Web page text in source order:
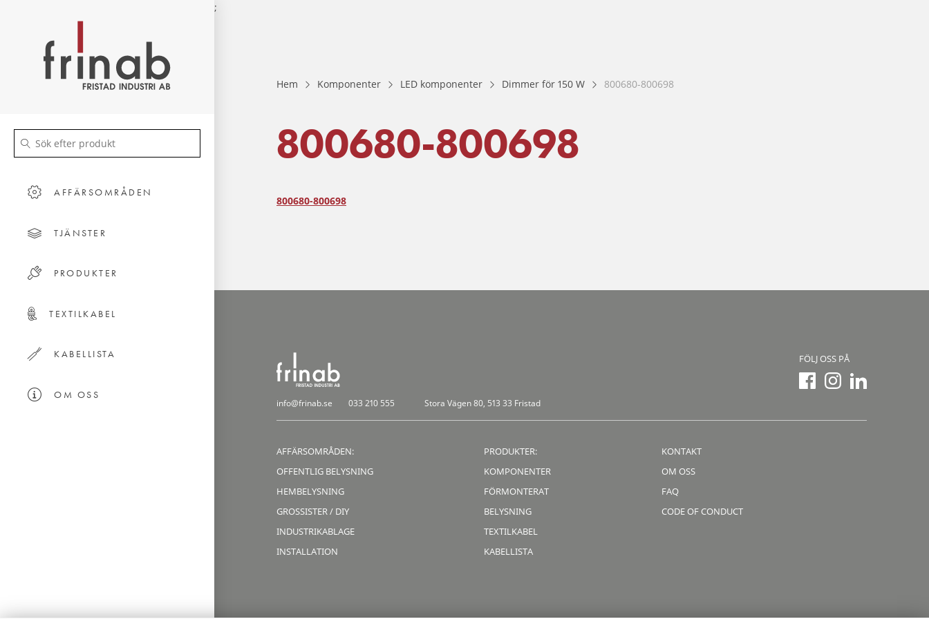
;
AFFÄRSOMRÅDEN
TJÄNSTER
PRODUKTER
TEXTILKABEL
KABELLISTA
OM OSS
Hem Komponenter LED komponenter Dimmer för 150 W 800680-800698
800680-800698
800680-800698
info@frinab.se 033 210 555 Stora Vägen 80, 513 33 Fristad
FÖLJ OSS PÅ
AFFÄRSOMRÅDEN:
OFFENTLIG BELYSNING
HEMBELYSNING
GROSSISTER / DIY
INDUSTRIKABLAGE
INSTALLATION
PRODUKTER:
KOMPONENTER
FÖRMONTERAT
BELYSNING
TEXTILKABEL
KABELLISTA
KONTAKT
OM OSS
FAQ
CODE OF CONDUCT